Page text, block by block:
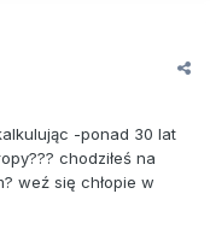
-ponad 30 lat
chodziłeś na
weź się chłopie w